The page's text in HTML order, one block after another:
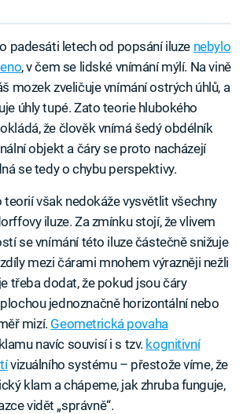
padesáti letech od popsání iluze nebylo
, v čem se lidské vnímání mýlí. Na vině
mozek zveličuje vnímání ostrých úhlů, a
úhly tupé. Zato teorie hlubokého
že člověk vnímá šedý obdélník
objekt a čáry se proto nacházejí
se tedy o chybu perspektivy.
teorií však nedokáže vysvětlit všechny
iluze. Za zmínku stojí, že vlivem
se vnímání této iluze částečně snižuje
mezi čárami mnohem výrazněji nežli
třeba dodat, že pokud jsou čáry
jednoznačně horizontální nebo
mizí. Geometrická povaha
navíc souvisí i s tzv. kognitivní
vizuálního systému – přestože víme, že
klam a chápeme, jak zhruba funguje,
vidět „správně“.